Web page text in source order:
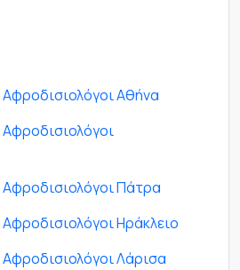
Αθήνα
Πάτρα
Ηράκλειο
Λάρισα